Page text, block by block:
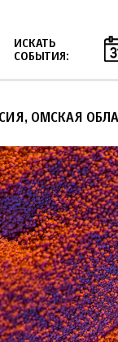
ИСКАТЬ
СОБЫТИЯ:
ОМСКАЯ